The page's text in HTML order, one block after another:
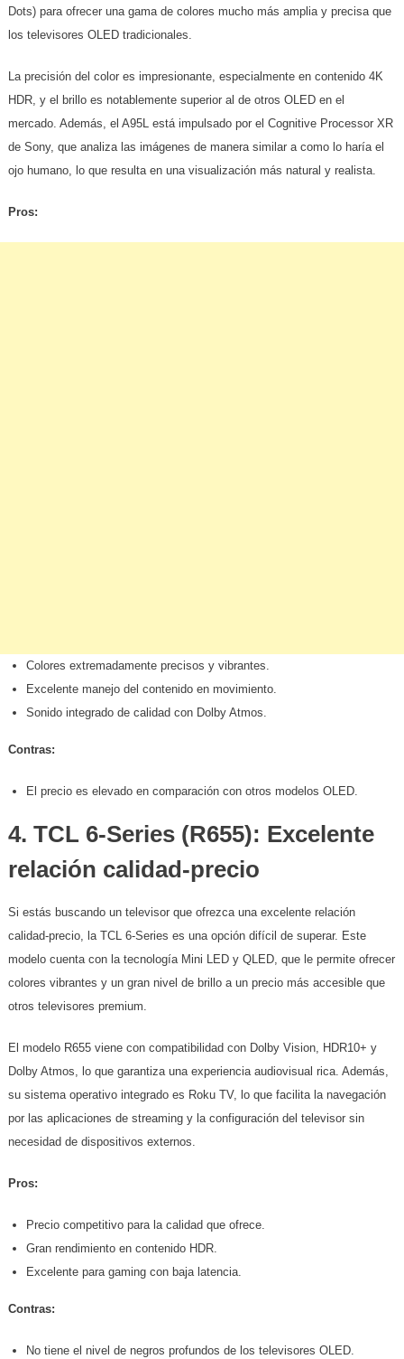
Dots) para ofrecer una gama de colores mucho más amplia y precisa que
los televisores OLED tradicionales.
La precisión del color es impresionante, especialmente en contenido 4K
HDR, y el brillo es notablemente superior al de otros OLED en el
mercado. Además, el A95L está impulsado por el Cognitive Processor XR
de Sony, que analiza las imágenes de manera similar a como lo haría el
ojo humano, lo que resulta en una visualización más natural y realista.
Pros:
Colores extremadamente precisos y vibrantes.
Excelente manejo del contenido en movimiento.
Sonido integrado de calidad con Dolby Atmos.
Contras:
El precio es elevado en comparación con otros modelos OLED.
4. TCL 6-Series (R655): Excelente
relación calidad-precio
Si estás buscando un televisor que ofrezca una excelente relación
calidad-precio, la TCL 6-Series es una opción difícil de superar. Este
modelo cuenta con la tecnología Mini LED y QLED, que le permite ofrecer
colores vibrantes y un gran nivel de brillo a un precio más accesible que
otros televisores premium.
El modelo R655 viene con compatibilidad con Dolby Vision, HDR10+ y
Dolby Atmos, lo que garantiza una experiencia audiovisual rica. Además,
su sistema operativo integrado es Roku TV, lo que facilita la navegación
por las aplicaciones de streaming y la configuración del televisor sin
necesidad de dispositivos externos.
Pros:
Precio competitivo para la calidad que ofrece.
Gran rendimiento en contenido HDR.
Excelente para gaming con baja latencia.
Contras:
No tiene el nivel de negros profundos de los televisores OLED.